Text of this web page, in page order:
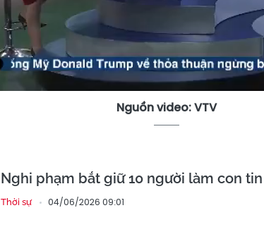
Nguồn video: VTV
Nghi phạm bắt giữ 10 người làm con
Thời sự 04/06/2026 09:01